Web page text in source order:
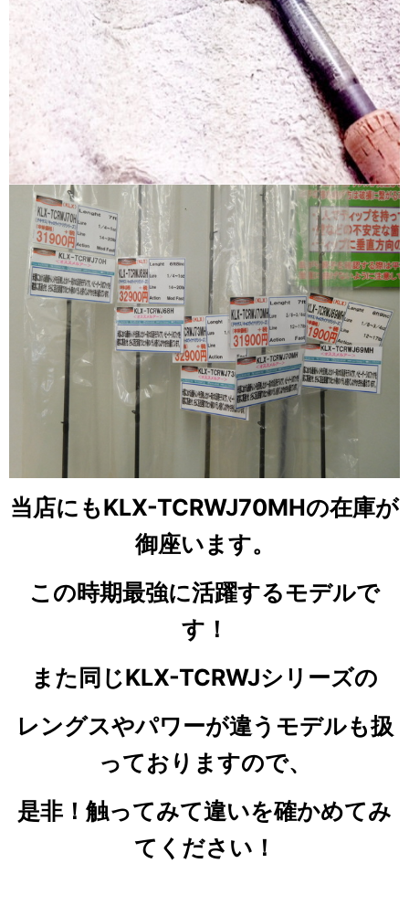
当店にもKLX-TCRWJ70MHの在庫が
御座います。
この時期最強に活躍するモデルで
す！
また同じKLX-TCRWJシリーズの
レングスやパワーが違うモデルも扱
っておりますので、
是非！触ってみて違いを確かめてみ
てください！